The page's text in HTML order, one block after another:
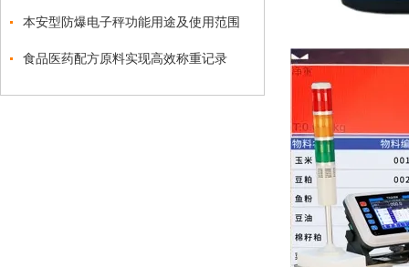
本安型防爆电子秤功能用途及使用范围
食品医药配方原料实现高效称重记录